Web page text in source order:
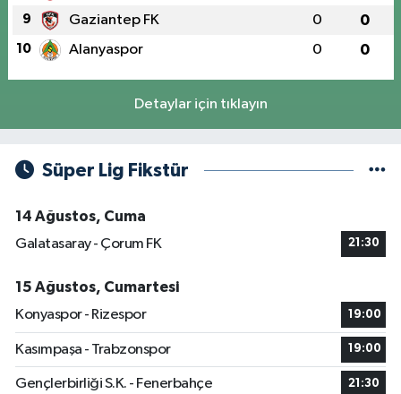
9 Gaziantep FK 0 0
10 Alanyaspor 0 0
Detaylar için tıklayın
Süper Lig Fikstür
14 Ağustos, Cuma
Galatasaray - Çorum FK
21:30
15 Ağustos, Cumartesi
Konyaspor - Rizespor
19:00
Kasımpaşa - Trabzonspor 19:00
Gençlerbirliği S.K. - Fenerbahçe 21:30